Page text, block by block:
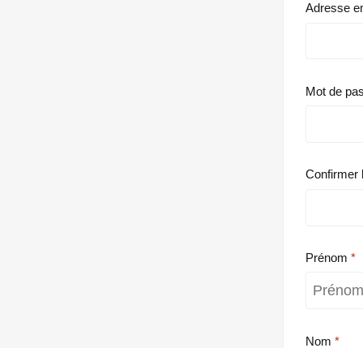
Adresse
Mot de
Confirmer
Prénom
Nom